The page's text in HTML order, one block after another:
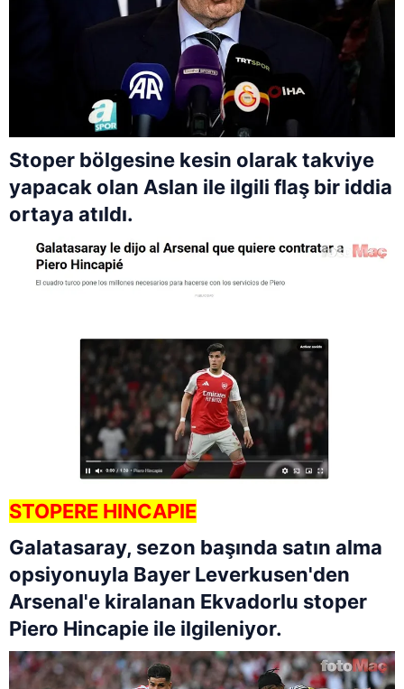
Stoper bölgesine kesin olarak takviye
yapacak olan Aslan ile ilgili flaş bir iddia
ortaya atıldı.
STOPERE HINCAPIE
Galatasaray, sezon başında satın alma
opsiyonuyla Bayer Leverkusen'den
Arsenal'e kiralanan Ekvadorlu stoper
Piero Hincapie ile ilgileniyor.